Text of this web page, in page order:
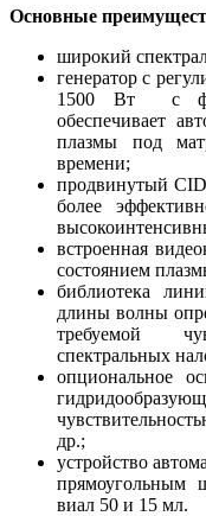
Основные
широкий
генератор с
1500 Вт с
обеспечивает
плазмы под
времени;
продвинутый
более
встроенная
состоянием
библиотека
длины волны
требуемой
спектральных
опциональное
др.;
устройство
прямоугольным
виал 50 и 15 мл.